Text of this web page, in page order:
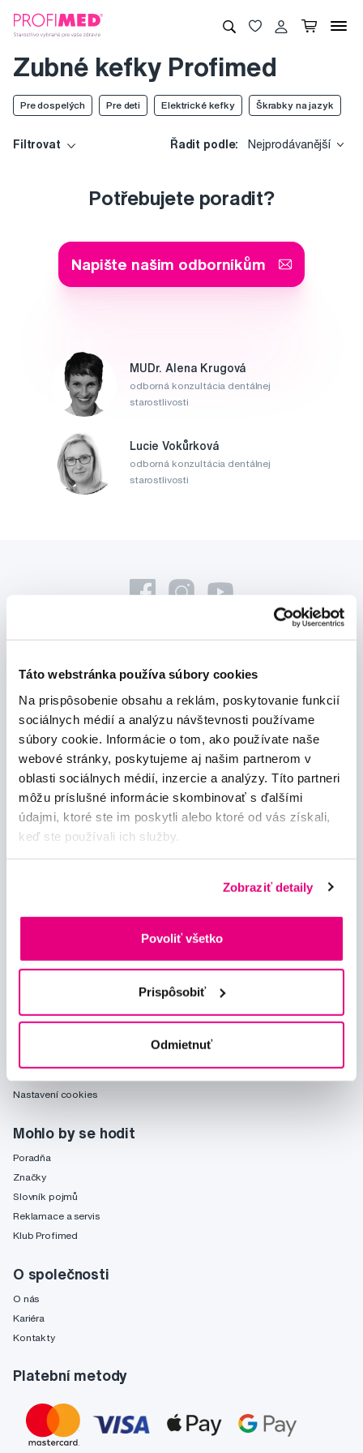
Táto webstránka používa súbory cookies
Na prispôsobenie obsahu a reklám, poskytovanie funkcií
sociálnych médií a analýzu návštevnosti používame
súbory cookie. Informácie o tom, ako používate naše
webové stránky, poskytujeme aj našim partnerom v
oblasti sociálnych médií, inzercie a analýzy. Títo partneri
môžu príslušné informácie skombinovať s ďalšími
údajmi, ktoré ste im poskytli alebo ktoré od vás získali,
keď ste používali ich služby.
Zobraziť detaily
Povoliť všetko
Prispôsobiť
Odmietnuť
Zubné kefky Profimed
Pre dospelých Pre deti Elektrické kefky Škrabky na jazyk
Filtrovat Řadit podle: Nejprodávanější
Potřebujete poradit?
Napište našim odborníkům
MUDr. Alena Krugová
odborná konzultácia dentálnej
starostlivosti
Lucie Vokůrková
odborná konzultácia dentálnej
starostlivosti
Obchodní podmínky
Nastavení cookies
Mohlo by se hodit
Poradňa
Značky
Slovník pojmů
Reklamace a servis
Klub Profimed
O společnosti
O nás
Kariéra
Kontakty
Platební metody
Odebírat
Chci dostávat informace o novinkách a akčních nabídkách
a souhlasím sezpracováním osobních údajůpro tyto účely.